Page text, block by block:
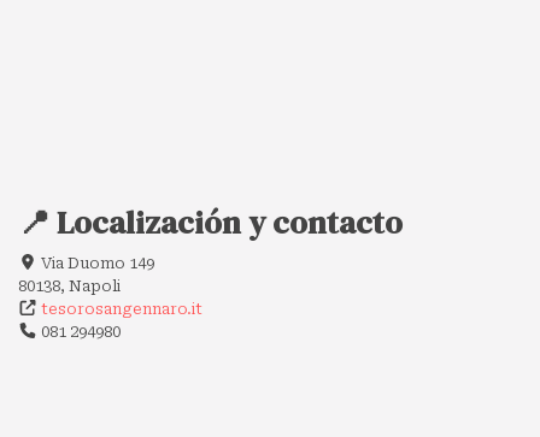
📍 Localización y contacto
Via Duomo 149
80138, Napoli
tesorosangennaro.it
081 294980